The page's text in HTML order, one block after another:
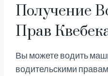
Получение
Прав
Вы можете водить
водительскими